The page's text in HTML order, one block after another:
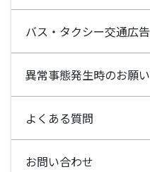
バス・タクシー交通広告
異常事態発生時のお願い
よくある質問
お問い合わせ